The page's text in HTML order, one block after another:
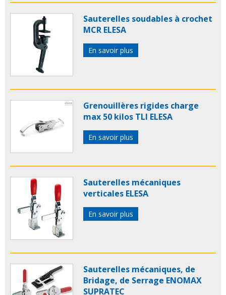
Sauterelles soudables à crochet
MCR ELESA
En savoir plus
Grenouillères rigides charge
max 50 kilos TLI ELESA
En savoir plus
Sauterelles mécaniques
verticales ELESA
En savoir plus
Sauterelles mécaniques, de
Bridage, de Serrage ENOMAX
SUPRATEC